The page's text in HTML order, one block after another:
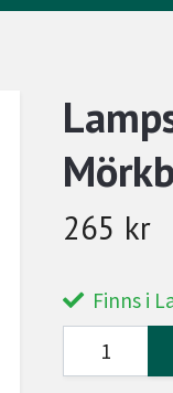
265 kr
Finns i